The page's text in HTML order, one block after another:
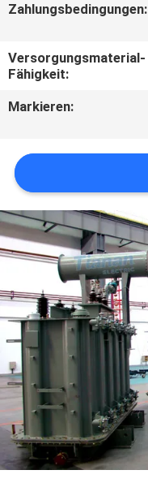
TRETEN
SIE
MIT
UNS
VERBINDUNG
NACHRICHTEN
FORDERN
SIE EIN
ZITAT
SITEMAP
PRIVACY
POLICY
Zahlungsbedingungen:
Versorgungsmaterial-
Fähigkeit:
Markieren: